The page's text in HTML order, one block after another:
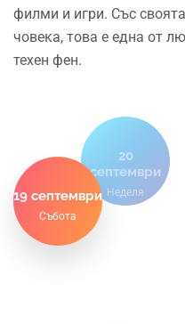
филми и игри. Със
човека, това е една от
техен фен.
19 септември
Събота
20
септември
Неделя